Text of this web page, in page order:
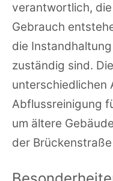
verantwortlich,
Gebrauch
die
zuständig sind.
unterschiedlichen
Abflussreinigung
um ältere
der